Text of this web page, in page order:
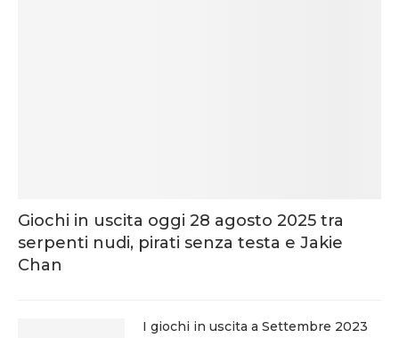
Giochi in uscita oggi 28 agosto 2025 tra
serpenti nudi, pirati senza testa e Jakie
Chan
I giochi in uscita a Settembre 2023